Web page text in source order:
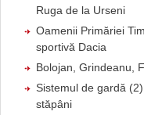
Ruga de la Urseni
Oamenii Primăriei
sportivă Dacia
Bolojan, Grindeanu,
Sistemul de gardă
stăpâni